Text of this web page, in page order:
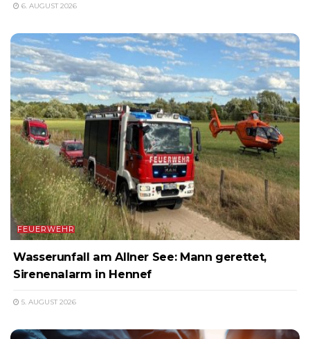
6. AUGUST 2026
FEUERWEHR
Wasserunfall am Allner See: Mann gerettet,
Sirenenalarm in Hennef
5. AUGUST 2026